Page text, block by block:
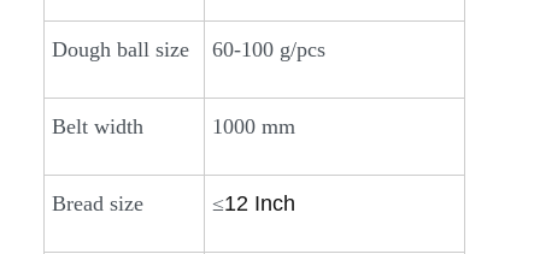
Dough ball size 60-100 g/pcs
Belt width 1000 mm
Bread size ≤12 Inch